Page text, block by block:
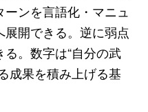
ンを言語化・マニュ
開できる。逆に弱点
。数字は“自分の武
成果を積み上げる基